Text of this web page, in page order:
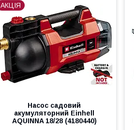
АКЦІЯ
Насос садовий
акумуляторний Einhell
AQUINNA 18/28 (4180440)